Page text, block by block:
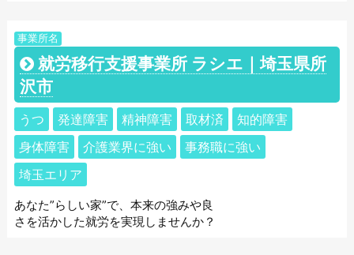
事業所名
就労移行支援事業所 ラシエ｜埼玉県所
沢市
うつ 発達障害 精神障害 取材済
知的障害
身体障害
介護業界に強い
事務職に強い
埼玉エリア
あなた”らしい家”で、本来の強みや良
さを活かした就労を実現しませんか？